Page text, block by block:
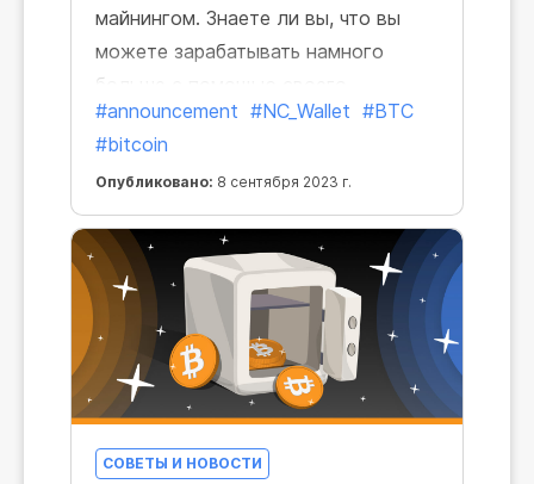
майнингом. Знаете ли вы, что вы
можете зарабатывать намного
больше с помощью своего
криптокошелька? И для этого не
потребуются ни майнинг, ни
сложные операции со своими
средствами!
#announcement #NC_Wallet #BTC
#bitcoin
Опубликовано: 8 сентября 2023 г.
СОВЕТЫ И НОВОСТИ